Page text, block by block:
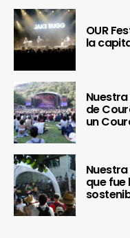
OUR
la
de
un
que fue